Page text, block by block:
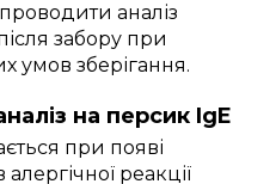
аналіз
забору при
умов зберігання.
на персик IgE
при появі
реакції